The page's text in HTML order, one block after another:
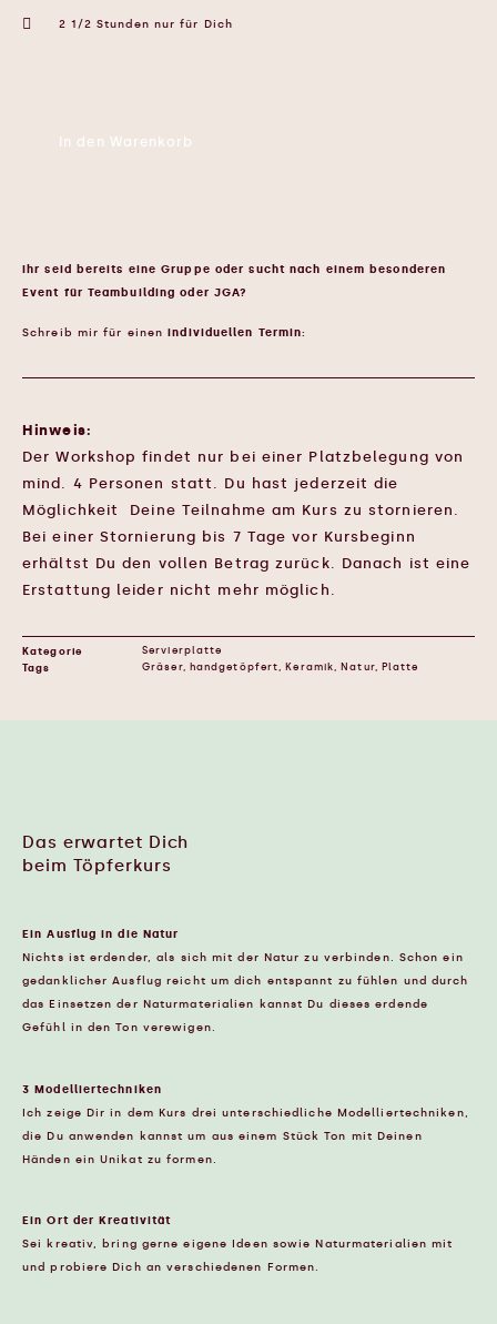
2 1/2 Stunden nur für Dich
In den Warenkorb
Ihr seid bereits eine Gruppe oder sucht nach einem besonderen
Event für Teambuilding oder JGA?
Schreib mir für einen individuellen Termin:
Hinweis:
Der Workshop findet nur bei einer Platzbelegung von
mind. 4 Personen statt. Du hast jederzeit die
Möglichkeit Deine Teilnahme am Kurs zu stornieren.
Bei einer Stornierung bis 7 Tage vor Kursbeginn
erhältst Du den vollen Betrag zurück. Danach ist eine
Erstattung leider nicht mehr möglich.
Kategorie Servierplatte
Tags Gräser, handgetöpfert, Keramik, Natur, Platte
Das erwartet Dich
beim Töpferkurs
Ein Ausflug in die Natur
Nichts ist erdender, als sich mit der Natur zu verbinden. Schon ein
gedanklicher Ausflug reicht um dich entspannt zu fühlen und durch
das Einsetzen der Naturmaterialien kannst Du dieses erdende
Gefühl in den Ton verewigen.
3 Modelliertechniken
Ich zeige Dir in dem Kurs drei unterschiedliche Modelliertechniken,
die Du anwenden kannst um aus einem Stück Ton mit Deinen
Händen ein Unikat zu formen.
Ein Ort der Kreativität
Sei kreativ, bring gerne eigene Ideen sowie Naturmaterialien mit
und probiere Dich an verschiedenen Formen.